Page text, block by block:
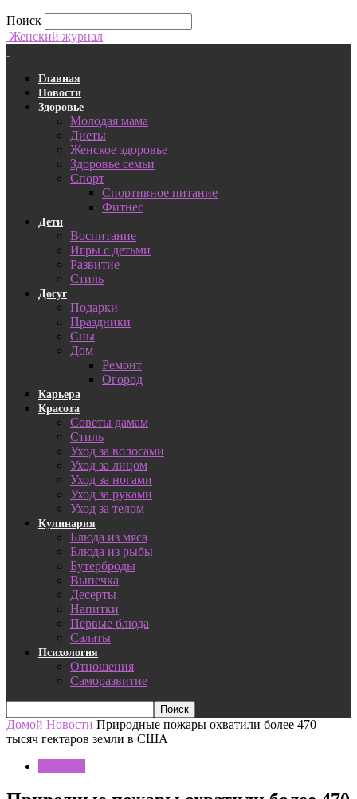
Поиск
Женский журнал
Главная
Новости
Здоровье
Молодая мама
Диеты
Женское здоровье
Здоровье семьи
Спорт
Спортивное питание
Фитнес
Дети
Воспитание
Игры с детьми
Развитие
Стиль
Досуг
Подарки
Праздники
Сны
Дом
Ремонт
Огород
Карьера
Красота
Советы дамам
Стиль
Уход за волосами
Уход за лицом
Уход за ногами
Уход за руками
Уход за телом
Кулинария
Блюда из мяса
Блюда из рыбы
Бутерброды
Выпечка
Десерты
Напитки
Первые блюда
Салаты
Психология
Отношения
Саморазвитие
Домой Новости Природные пожары охватили более 470
тысяч гектаров земли в США